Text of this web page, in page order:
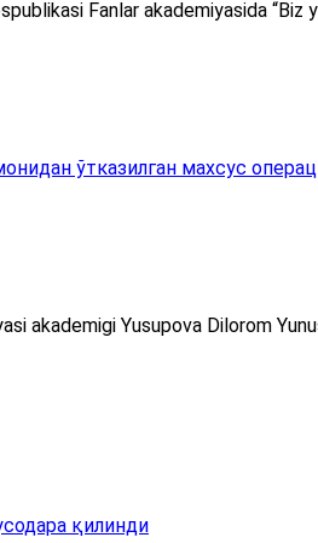
Fanlar akademiyasida “Biz
ўтказилган махсус
akademigi Yusupova Dilorom
қилинди